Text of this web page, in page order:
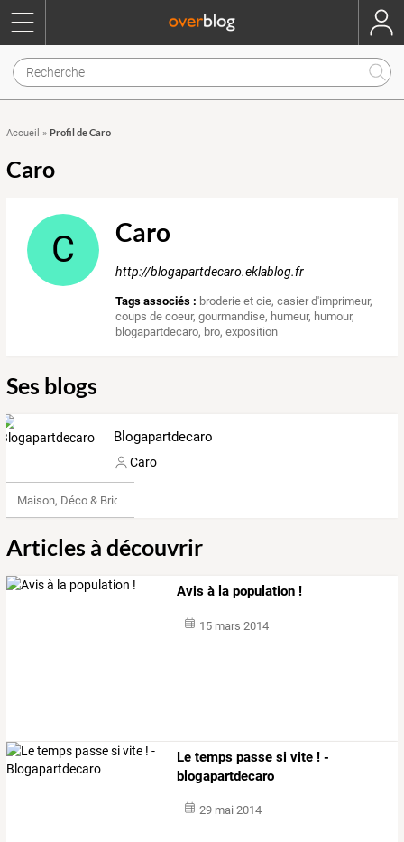
Accueil » Profil de Caro
Caro
C Caro
http://blogapartdecaro.eklablog.fr
Tags associés : broderie et cie,casier d'imprimeur,
coups de coeur,gourmandise, humeur, humour,
blogapartdecaro, bro,exposition
Ses blogs
Blogapartdecaro
Caro
Maison, Déco & Bricolage
Articles à découvrir
Avis à la population !
15 mars 2014
Le temps passe si vite ! -
blogapartdecaro
29 mai 2014